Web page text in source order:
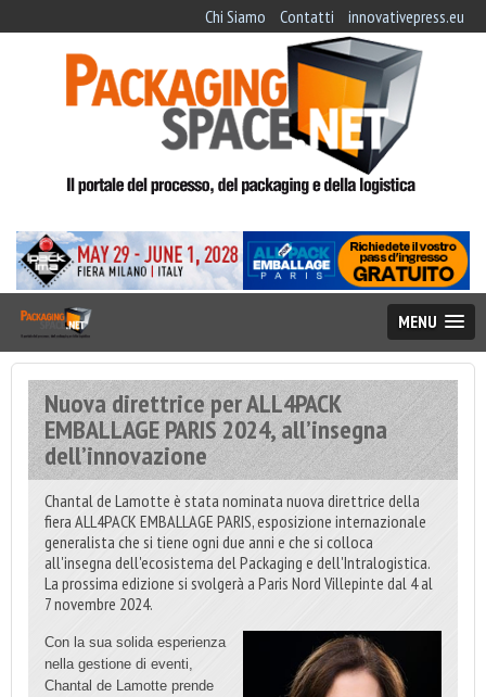
Chi Siamo Contatti innovativepress.eu
MENU
Nuova direttrice per ALL4PACK
EMBALLAGE PARIS 2024, all’insegna
dell’innovazione
Chantal de Lamotte è stata nominata nuova direttrice della
fiera ALL4PACK EMBALLAGE PARIS, esposizione internazionale
generalista che si tiene ogni due anni e che si colloca
all'insegna dell'ecosistema del Packaging e dell'Intralogistica.
La prossima edizione si svolgerà a Paris Nord Villepinte dal 4 al
7 novembre 2024.
Con la sua solida esperienza
nella gestione di eventi,
Chantal de Lamotte prende